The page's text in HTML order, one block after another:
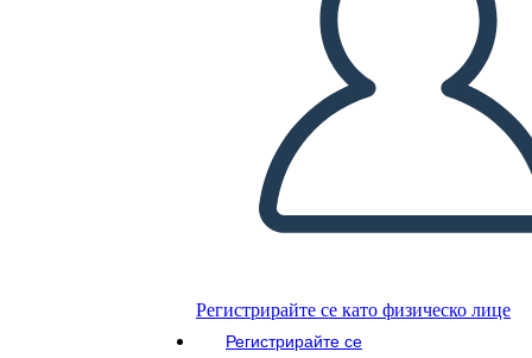
Регистрирайте се като физическо лице
Регистрирайте се